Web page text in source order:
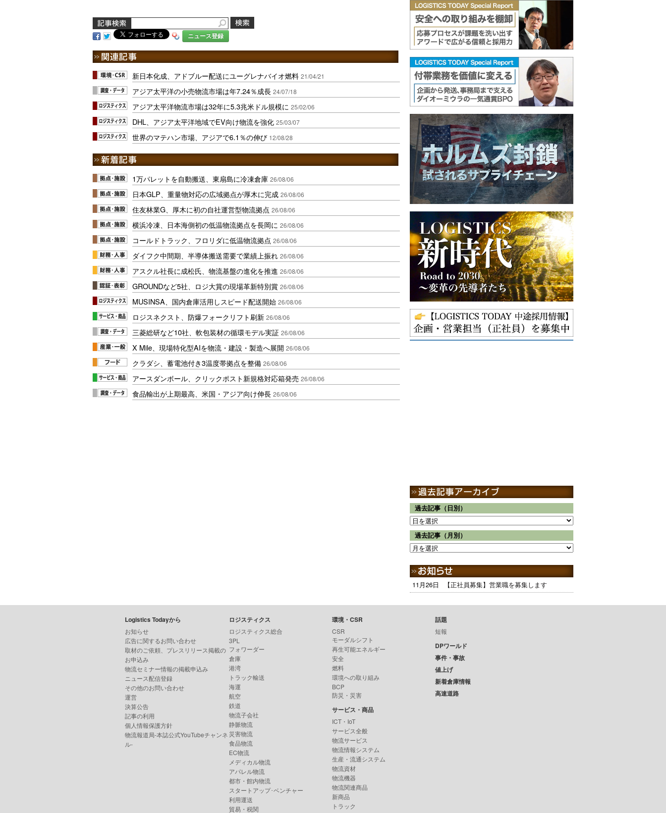
ニュース登録
新日本化成、アドブルー配送にユーグレナバイオ燃料 21/04/21
アジア太平洋の小売物流市場は年7.24％成長 24/07/18
アジア太平洋物流市場は32年に5.3兆米ドル規模に 25/02/06
DHL、アジア太平洋地域でEV向け物流を強化 25/03/07
世界のマテハン市場、アジアで6.1％の伸び 12/08/28
1万パレットを自動搬送、東扇島に冷凍倉庫 26/08/06
日本GLP、重量物対応の広域拠点が厚木に完成 26/08/06
住友林業G、厚木に初の自社運営型物流拠点 26/08/06
横浜冷凍、日本海側初の低温物流拠点を長岡に 26/08/06
コールドトラック、フロリダに低温物流拠点 26/08/06
ダイフク中間期、半導体搬送需要で業績上振れ 26/08/06
アスクル社長に成松氏、物流基盤の進化を推進 26/08/06
GROUNDなど5社、ロジ大賞の現場革新特別賞 26/08/06
MUSINSA、国内倉庫活用しスピード配送開始 26/08/06
ロジスネクスト、防爆フォークリフト刷新 26/08/06
三菱総研など10社、軟包装材の循環モデル実証 26/08/06
X Mile、現場特化型AIを物流・建設・製造へ展開 26/08/06
クラダシ、蓄電池付き3温度帯拠点を整備 26/08/06
アースダンボール、クリックポスト新規格対応箱発売 26/08/06
食品輸出が上期最高、米国・アジア向け伸長 26/08/06
過去記事（日別）
過去記事（月別）
11月26日 【正社員募集】営業職を募集します
Logistics Todayから
お知らせ
広告に関するお問い合わせ
取材のご依頼、プレスリリース掲載の
お申込み
物流セミナー情報の掲載申込み
ニュース配信登録
その他のお問い合わせ
運営
決算公告
記事の利用
個人情報保護方針
物流報道局-本誌公式YouTubeチャンネ
ル-
ロジスティクス
ロジスティクス総合
3PL
フォワーダー
倉庫
港湾
トラック輸送
海運
航空
鉄道
物流子会社
静脈物流
災害物流
食品物流
EC物流
メディカル物流
アパレル物流
都市・館内物流
スタートアップ･ベンチャー
利用運送
貿易・税関
環境・CSR
CSR
モーダルシフト
再生可能エネルギー
安全
燃料
環境への取り組み
BCP
防災・災害
サービス・商品
ICT・IoT
サービス全般
物流サービス
物流情報システム
生産・流通システム
物流資材
物流機器
物流関連商品
新商品
トラック
話題
短報
DPワールド
事件・事故
値上げ
新着倉庫情報
高速道路